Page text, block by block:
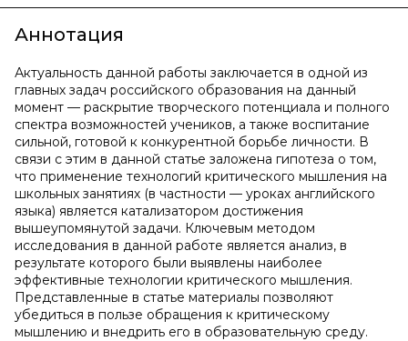
Аннотация
Актуальность данной работы заключается в одной из
главных задач российского образования на данный
момент — раскрытие творческого потенциала и полного
спектра возможностей учеников, а также воспитание
сильной, готовой к конкурентной борьбе личности. В
связи с этим в данной статье заложена гипотеза о том,
что применение технологий критического мышления на
школьных занятиях (в частности — уроках английского
языка) является катализатором достижения
вышеупомянутой задачи. Ключевым методом
исследования в данной работе является анализ, в
результате которого были выявлены наиболее
эффективные технологии критического мышления.
Представленные в статье материалы позволяют
убедиться в пользе обращения к критическому
мышлению и внедрить его в образовательную среду.